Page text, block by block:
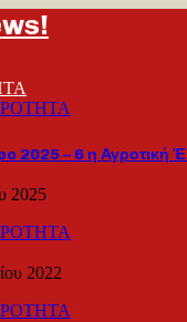
2025 – 6 η Αγροτική
2025
2022